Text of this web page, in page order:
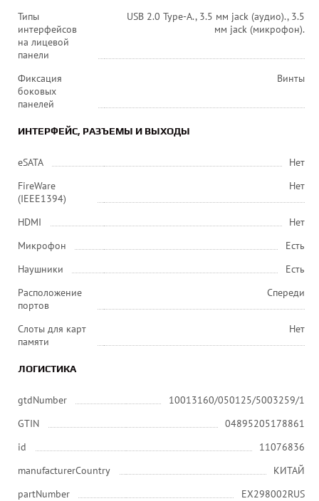
Типы
интерфейсов
на лицевой
панели
USB 2.0 Type-A., 3.5 мм jack (аудио)., 3.5
мм jack (микрофон).
Фиксация
боковых
панелей
Винты
ИНТЕРФЕЙС, РАЗЪЕМЫ И ВЫХОДЫ
eSATA
Нет
FireWare
(IEEE1394)
Нет
HDMI
Нет
Микрофон
Есть
Наушники
Есть
Расположение
портов
Спереди
Слоты для карт
памяти
Нет
ЛОГИСТИКА
gtdNumber
10013160/050125/5003259/1
GTIN
04895205178861
id
11076836
manufacturerCountry
КИТАЙ
partNumber
EX298002RUS